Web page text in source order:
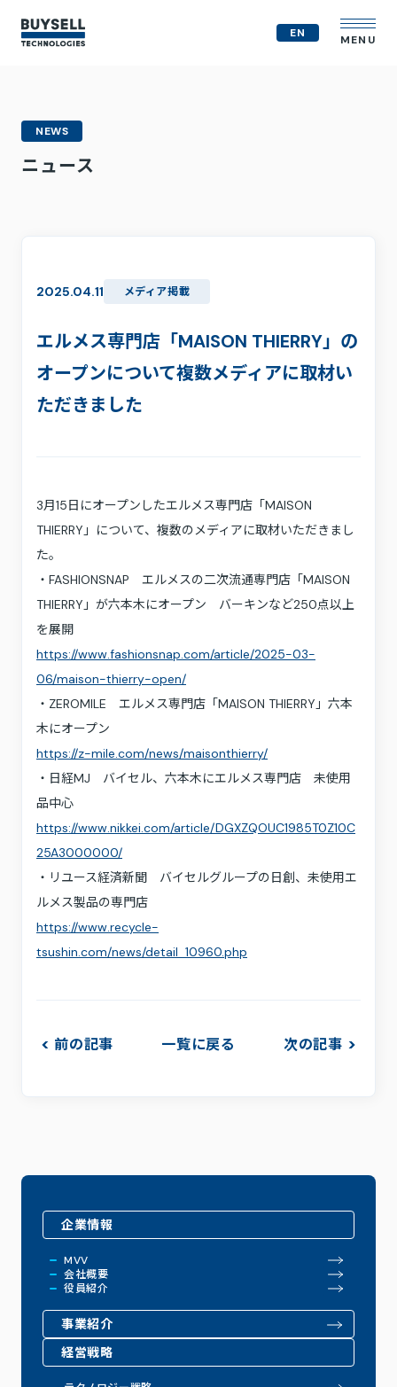
EN MENU
会社概要
人的資本
コンプライアンス体制
IR情報
ニュース
採用情報
サステナビリティ
プレスキット
NEWS
ニュース
2025.04.11 メディア掲載
エルメス専門店「MAISON THIERRY」の
オープンについて複数メディアに取材い
ただきました
3月15日にオープンしたエルメス専門店「MAISON
THIERRY」について、複数のメディアに取材いただきまし
た。
・FASHIONSNAP エルメスの二次流通専門店「MAISON
THIERRY」が六本木にオープン バーキンなど250点以上
を展開
https://www.fashionsnap.com/article/2025-03-
06/maison-thierry-open/
・ZEROMILE エルメス専門店「MAISON THIERRY」六本
木にオープン
https://z-mile.com/news/maisonthierry/
・日経MJ バイセル、六本木にエルメス専門店 未使用
品中心
https://www.nikkei.com/article/DGXZQOUC1985T0Z10C
25A3000000/
・リユース経済新聞 バイセルグループの日創、未使用エ
ルメス製品の専門店
https://www.recycle-
tsushin.com/news/detail_10960.php
一覧に戻る
前の記事 次の記事
企業情報
MVV
会社概要
役員紹介
事業紹介
経営戦略